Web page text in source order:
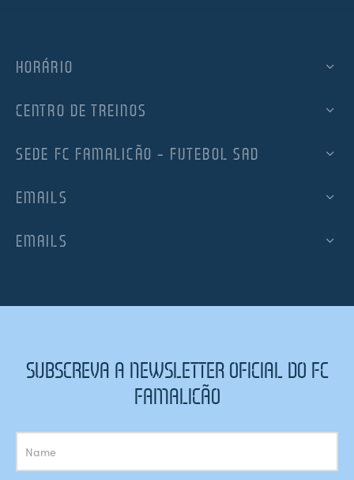
HORÁRIO
CENTRO DE TREINOS
SEDE FC FAMALICÃO – FUTEBOL SAD
EMAILS
EMAILS
SUBSCREVA A NEWSLETTER OFICIAL DO FC
FAMALICÃO
Subscrição